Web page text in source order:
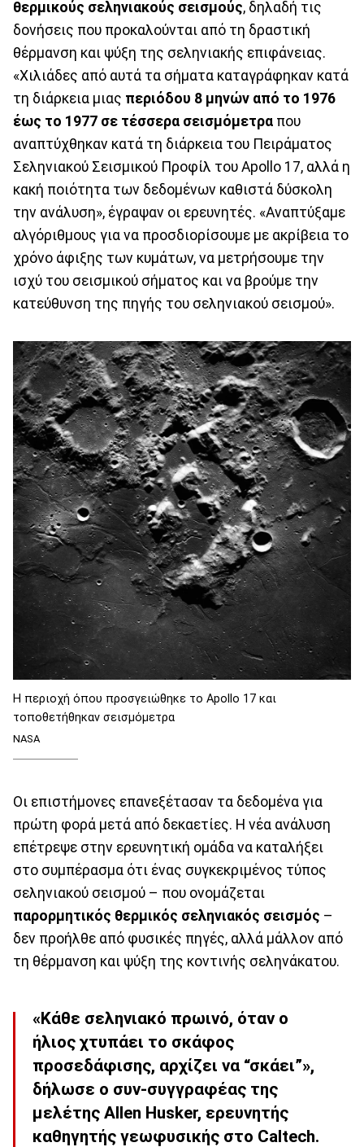
θερμικούς σεληνιακούς σεισμούς, δηλαδή τις
δονήσεις που προκαλούνται από τη δραστική
θέρμανση και ψύξη της σεληνιακής επιφάνειας.
«Χιλιάδες από αυτά τα σήματα καταγράφηκαν κατά
τη διάρκεια μιας περιόδου 8 μηνών από το 1976
έως το 1977 σε τέσσερα σεισμόμετρα που
αναπτύχθηκαν κατά τη διάρκεια του Πειράματος
Σεληνιακού Σεισμικού Προφίλ του Apollo 17, αλλά η
κακή ποιότητα των δεδομένων καθιστά δύσκολη
την ανάλυση», έγραψαν οι ερευνητές. «Αναπτύξαμε
αλγόριθμους για να προσδιορίσουμε με ακρίβεια το
χρόνο άφιξης των κυμάτων, να μετρήσουμε την
ισχύ του σεισμικού σήματος και να βρούμε την
κατεύθυνση της πηγής του σεληνιακού σεισμού».
Η περιοχή όπου προσγειώθηκε το Apollo 17 και
τοποθετήθηκαν σεισμόμετρα
NASA
Οι επιστήμονες επανεξέτασαν τα δεδομένα για
πρώτη φορά μετά από δεκαετίες. Η νέα ανάλυση
επέτρεψε στην ερευνητική ομάδα να καταλήξει
στο συμπέρασμα ότι ένας συγκεκριμένος τύπος
σεληνιακού σεισμού – που ονομάζεται
παρορμητικός θερμικός σεληνιακός σεισμός –
δεν προήλθε από φυσικές πηγές, αλλά μάλλον από
τη θέρμανση και ψύξη της κοντινής σεληνάκατου.
«Κάθε σεληνιακό πρωινό, όταν ο
ήλιος χτυπάει το σκάφος
προσεδάφισης, αρχίζει να “σκάει”»,
δήλωσε ο συν-συγγραφέας της
μελέτης Allen Husker, ερευνητής
καθηγητής γεωφυσικής στο Caltech.